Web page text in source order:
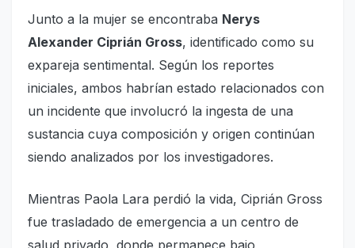
Junto a la mujer se encontraba Nerys
Alexander Ciprián Gross, identificado como su
expareja sentimental. Según los reportes
iniciales, ambos habrían estado relacionados con
un incidente que involucró la ingesta de una
sustancia cuya composición y origen continúan
siendo analizados por los investigadores.
Mientras Paola Lara perdió la vida, Ciprián Gross
fue trasladado de emergencia a un centro de